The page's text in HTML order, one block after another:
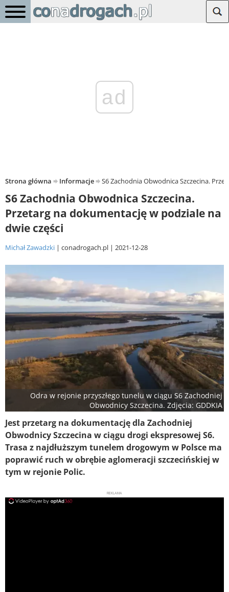
ad
Strona główna Informacje S6 Zachodnia Obwodnica Szczecina.
S6 Zachodnia Obwodnica Szczecina.
Przetarg na dokumentację w podziale na
dwie części
Michał Zawadzki conadrogach.pl 2021-12-28
Odra w rejonie przyszłego tunelu w ciągu S6 Zachodniej
Obwodnicy Szczecina. Zdjęcia: GDDKIA
Jest przetarg na dokumentację dla Zachodniej
Obwodnicy Szczecina w ciągu drogi ekspresowej S6.
Trasa z najdłuższym tunelem drogowym w Polsce ma
poprawić ruch w obrębie aglomeracji szczecińskiej w
tym w rejonie Polic.
REKLAMA